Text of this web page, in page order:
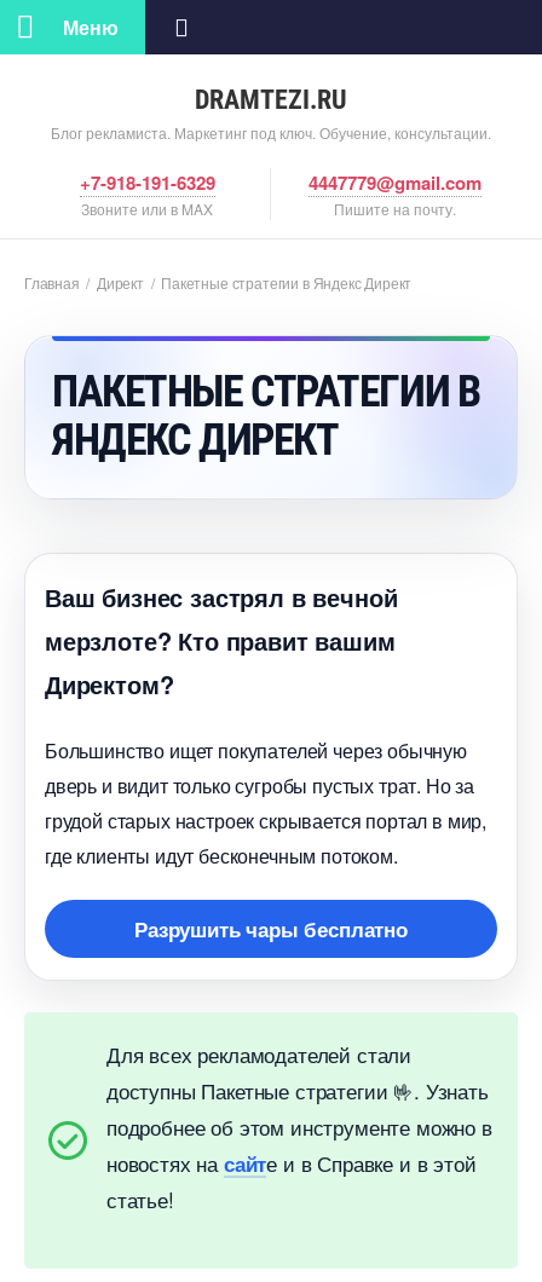
DRAMTEZI.RU
Блог рекламиста. Маркетинг под ключ. Обучение, консультации.
Меню
+7-918-191-6329
Звоните или в MAX
4447779@gmail.com
Пишите на почту.
Главная / Директ / Пакетные стратегии в Яндекс Директ
ПАКЕТНЫЕ СТРАТЕГИИ
ЯНДЕКС ДИРЕКТ
аш бизнес застрял в вечной
мерзлоте? Кто правит вашим
Директом?
Большинство ищет покупателей через обычную
дверь и видит только сугробы пустых трат. Но за
рудой старых настроек скрывается портал в мир,
де клиенты идут бесконечным потоком.
Разрушить чары бесплатно
Для всех рекламодателей стали
доступны Пакетные стратегии 🤟. Узнать
подробнее об этом инструменте можно
новостях насайте и в Справке и в этой
статье!